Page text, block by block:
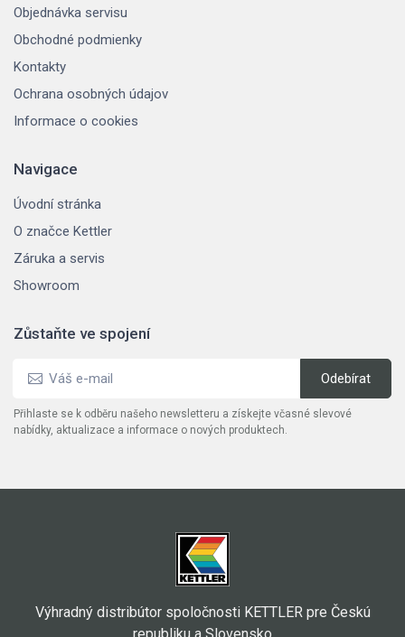
Objednávka servisu
Obchodné podmienky
Kontakty
Ochrana osobných údajov
Informace o cookies
Navigace
Úvodní stránka
O značce Kettler
Záruka a servis
Showroom
Zůstaňte ve spojení
Přihlaste se k odběru našeho newsletteru a získejte včasné slevové
nabídky, aktualizace a informace o nových produktech.
Výhradný distribútor spoločnosti KETTLER pre Českú
republiku a Slovensko